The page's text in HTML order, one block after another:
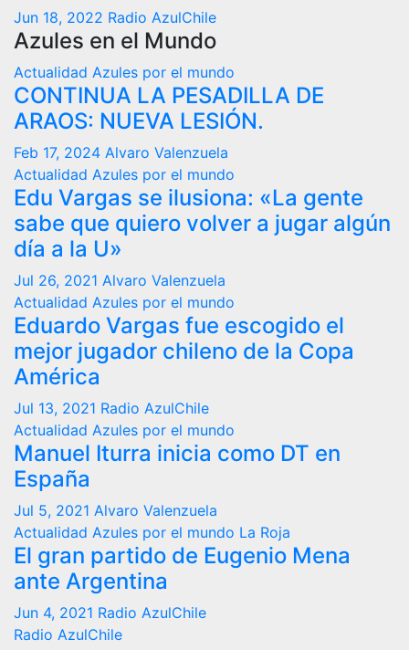
Jun 18, 2022 Radio AzulChile
Azules en el Mundo
Actualidad Azules por el mundo
CONTINUA LA PESADILLA DE
ARAOS: NUEVA LESIÓN.
Feb 17, 2024 Alvaro Valenzuela
Actualidad Azules por el mundo
Edu Vargas se ilusiona: «La gente
sabe que quiero volver a jugar algún
día a la U»
Jul 26, 2021 Alvaro Valenzuela
Actualidad Azules por el mundo
Eduardo Vargas fue escogido el
mejor jugador chileno de la Copa
América
Jul 13, 2021 Radio AzulChile
Actualidad Azules por el mundo
Manuel Iturra inicia como DT en
España
Jul 5, 2021 Alvaro Valenzuela
Actualidad Azules por el mundo La Roja
El gran partido de Eugenio Mena
ante Argentina
Jun 4, 2021 Radio AzulChile
Radio AzulChile